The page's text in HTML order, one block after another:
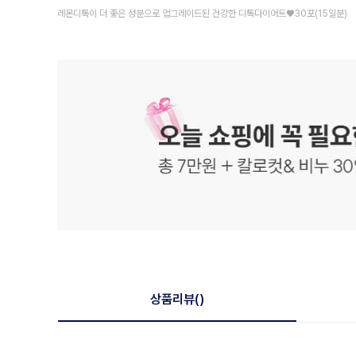
레몬디톡이 더 좋은 성분으로 업그레이드된 건강한 디톡다이어트♥30포(15일분)
상품리뷰()